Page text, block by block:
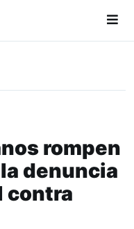
rompen
denuncia
contra